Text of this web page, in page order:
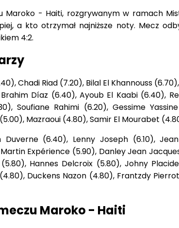
Maroko - Haiti, rozgrywanym w ramach
a kto otrzymał najniższe noty. Mecz
4:2.
Chadi Riad (7.20), Bilal El Khannouss
Díaz (6.40), Ayoub El Kaabi (6.40),
Soufiane Rahimi (6.20), Gessime
Mazraoui (4.80), Samir El Mourabet
(6.40), Lenny Joseph (6.10),
Expérience (5.90), Danley Jean
Hannes Delcroix (5.80), Johny
Duckens Nazon (4.80), Frantzdy
Maroko - Haiti